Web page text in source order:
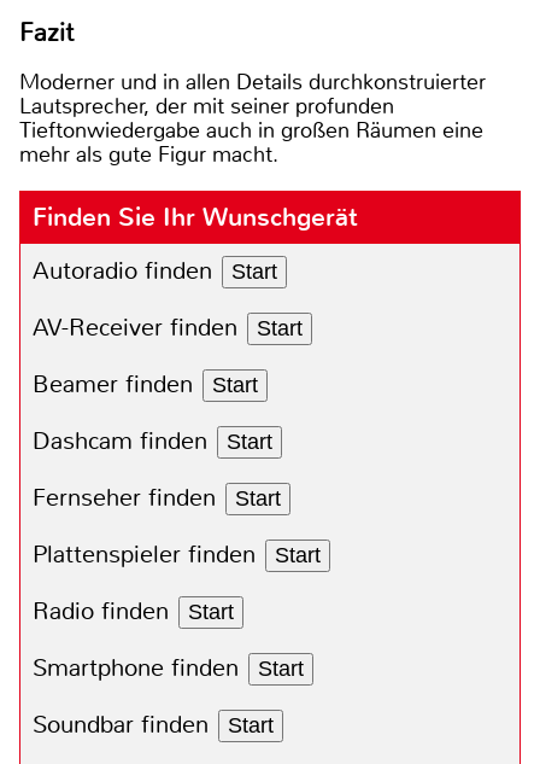
Fazit
Moderner und in allen Details durchkonstruierter
Lautsprecher, der mit seiner profunden
Tieftonwiedergabe auch in großen Räumen eine
mehr als gute Figur macht.
Finden Sie Ihr Wunschgerät
Autoradio finden Start
AV-Receiver finden Start
Beamer finden Start
Dashcam finden Start
Fernseher finden Start
Plattenspieler finden Start
Radio finden Start
Smartphone finden Start
Soundbar finden Start